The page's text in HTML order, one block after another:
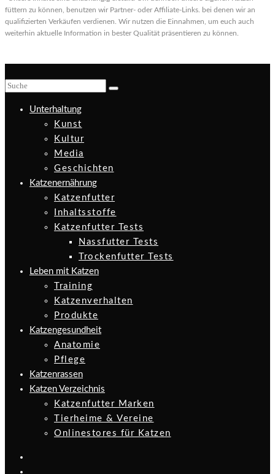
füttern zu können, benutzen wir Partner- oder Affiliate-Links. bei denen wir an
qualifizierten Verkäufen verdienen. Wir nutzen die Einnahmen, um euch auch
weiterhin aktuelle Information in bester Qualität präsentieren zu können.
Unterhaltung
Kunst
Kultur
Media
Geschichten
Katzenernährung
Katzenfutter
Inhaltsstoffe
Katzenfutter Tests
Nassfutter Tests
Trockenfutter Tests
Leben mit Katzen
Training
Katzenverhalten
Produkte
Katzengesundheit
Anatomie
Pflege
Katzenrassen
Katzen Verzeichnis
Katzenfutter Marken
Tierheime & Vereine
Onlinestores für Katzen